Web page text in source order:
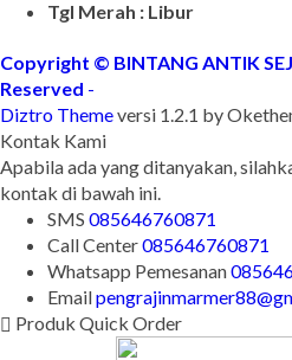
Tgl Merah : Libur
Copyright © BINTANG ANTIK
Reserved -
Diztro Themeversi 1.2.1 by
Kontak Kami
Apabila ada yang ditanyakan,
kontak di bawah ini.
SMS 085646760871
Call Center085646760871
Whatsapp Pemesanan
Email
Produk Quick Order